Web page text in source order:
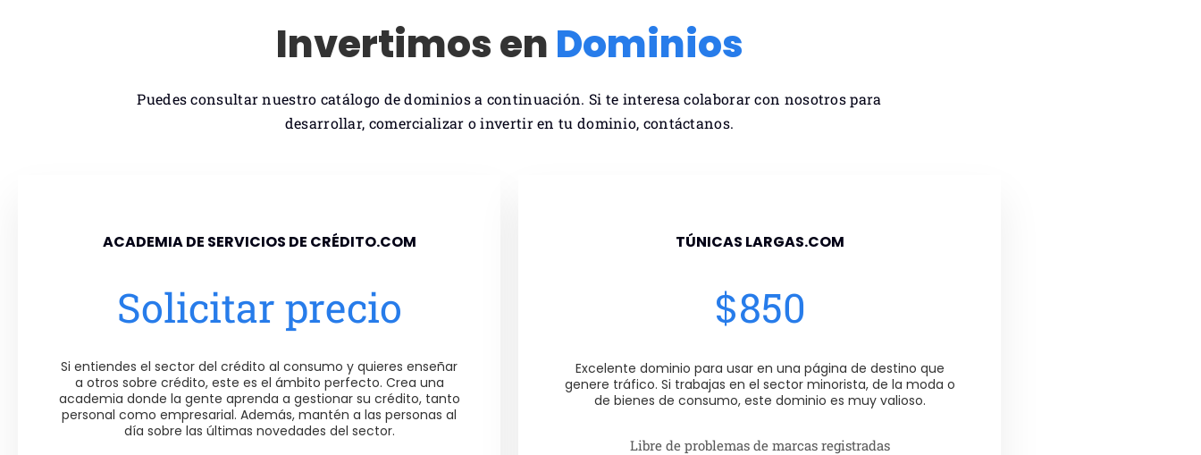
Invertimos en Dominios
Puedes consultar nuestro catálogo de dominios a continuación. Si te interesa colaborar con nosotros para
desarrollar, comercializar o invertir en tu dominio, contáctanos.
ACADEMIA DE SERVICIOS DE CRÉDITO.COM
Solicitar precio
Si entiendes el sector del crédito al consumo y quieres enseñar
a otros sobre crédito, este es el ámbito perfecto. Crea una
academia donde la gente aprenda a gestionar su crédito, tanto
personal como empresarial. Además, mantén a las personas al
día sobre las últimas novedades del sector.
TÚNICAS LARGAS.COM
$850
Excelente dominio para usar en una página de destino que
genere tráfico. Si trabajas en el sector minorista, de la moda o
de bienes de consumo, este dominio es muy valioso.
Libre de problemas de marcas registradas